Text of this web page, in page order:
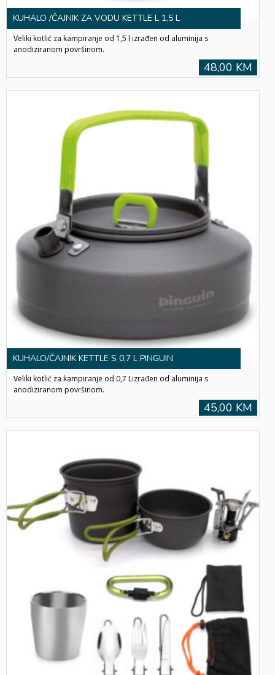
KUHALO /ČAJNIK ZA VODU KETTLE L 1,5 L
Veliki kotlić za kampiranje od 1,5 l izrađen od aluminija s
anodiziranom površinom.
48,00 KM
KUHALO/ČAJNIK KETTLE S 0,7 L PINGUIN
Veliki kotlić za kampiranje od 0,7 Lizrađen od aluminija s
anodiziranom površinom.
45,00 KM